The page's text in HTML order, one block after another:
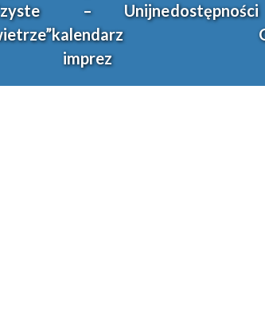
–
kalendarz
imprez
Unijnedostępności